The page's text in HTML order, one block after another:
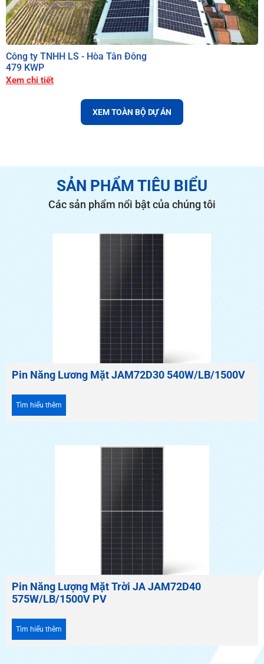
Công ty TNHH LS - Hòa Tân Đông
479 KWP
Xem chi tiết
XEM TOÀN BỘ DỰ ÁN
SẢN PHẨM TIÊU BIỂU
Các sản phẩm nổi bật của chúng tôi
Pin Năng Lương Mặt JAM72D30 540W/LB/1500V
Tìm hiểu thêm
Pin Năng Lượng Mặt Trời JA JAM72D40
575W/LB/1500V PV
Tìm hiểu thêm